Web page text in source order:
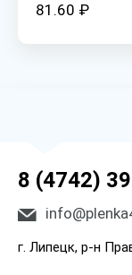
81.60 ₽
8 (4742)
г. Липецк, р-н